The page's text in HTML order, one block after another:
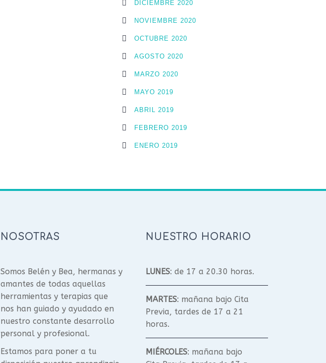
DICIEMBRE 2020
NOVIEMBRE 2020
OCTUBRE 2020
AGOSTO 2020
MARZO 2020
MAYO 2019
ABRIL 2019
FEBRERO 2019
ENERO 2019
NOSOTRAS
Somos Belén y Bea, hermanas y
amantes de todas aquellas
herramientas y terapias que
nos han guiado y ayudado en
nuestro constante desarrollo
personal y profesional.
Estamos para poner a tu
NUESTRO HORARIO
LUNES: de 17 a 20.30 horas.
MARTES: mañana bajo Cita
Previa, tardes de 17 a 21
horas.
MIÉRCOLES: mañana bajo